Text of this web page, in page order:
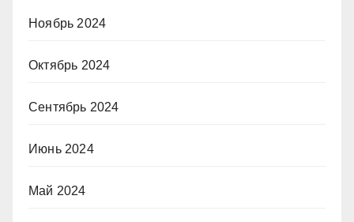
Ноябрь 2024
Октябрь 2024
Сентябрь 2024
Июнь 2024
Май 2024